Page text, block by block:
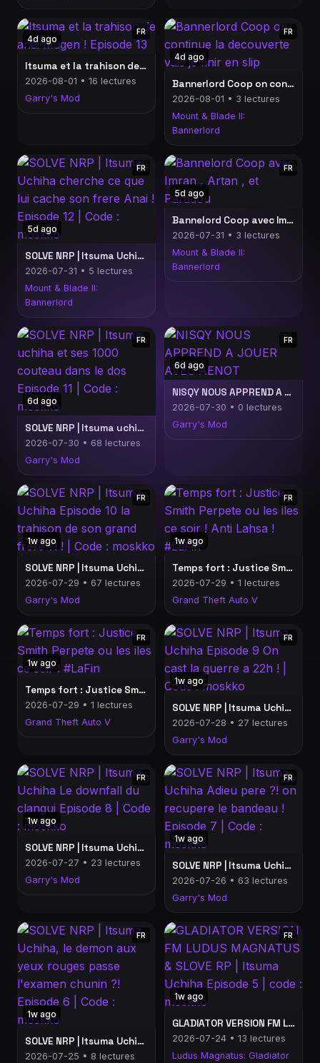
4d ago
FR
Itsuma et la trahison de anai mugen ! Episode 13
2026-08-01 • 16 lectures
Garry's Mod
4d ago
FR
Bannerlord Coop on continue la decouverte vais je finir en slip
2026-08-01 • 3 lectures
Mount & Blade II:
Bannerlord
5d ago
FR
SOLVE NRP | Itsuma Uchiha cherche ce que lui cache son frere Anai ! Episode 12 | Code : moskko
2026-07-31 • 5 lectures
Mount & Blade II:
Bannerlord
5d ago
FR
Bannelord Coop avec Imran , Artan , et Paradou
2026-07-31 • 3 lectures
Mount & Blade II:
Bannerlord
6d ago
FR
SOLVE NRP | Itsuma uchiha et ses 1000 couteau dans le dos Episode 11 | Code : moskko
2026-07-30 • 68 lectures
Garry's Mod
6d ago
FR
NISQY NOUS APPREND A JOUER AVEC AENOT
2026-07-30 • 0 lectures
Garry's Mod
1w ago
FR
SOLVE NRP | Itsuma Uchiha Episode 10 la trahison de son grand frere ?! ! | Code : moskko
2026-07-29 • 67 lectures
Garry's Mod
1w ago
FR
Temps fort : Justice Smith Perpete ou les iles ce soir ! Anti Lahsa ! #LaFin
2026-07-29 • 1 lectures
Grand Theft Auto V
1w ago
FR
Temps fort : Justice Smith Perpete ou les iles ce soir ! #LaFin
2026-07-29 • 1 lectures
Grand Theft Auto V
1w ago
FR
SOLVE NRP | Itsuma Uchiha Episode 9 On cast la guerre a 22h ! | Code : moskko
2026-07-28 • 27 lectures
Garry's Mod
1w ago
FR
SOLVE NRP | Itsuma Uchiha Le downfall du clangui Episode 8 | Code : moskko
2026-07-27 • 23 lectures
Garry's Mod
1w ago
FR
SOLVE NRP | Itsuma Uchiha Adieu pere ?! on recupere le bandeau ! Episode 7 | Code : moskko
2026-07-26 • 63 lectures
Garry's Mod
1w ago
FR
SOLVE NRP | Itsuma Uchiha, le demon aux yeux rouges passe l'examen chunin ?! Episode 6 | Code : moskko
2026-07-25 • 8 lectures
1w ago
FR
GLADIATOR VERSION FM LUDUS MAGNATUS & SLOVE RP | Itsuma Uchiha Episode 5 | code : moskko
2026-07-24 • 13 lectures
Ludus Magnatus: Gladiator